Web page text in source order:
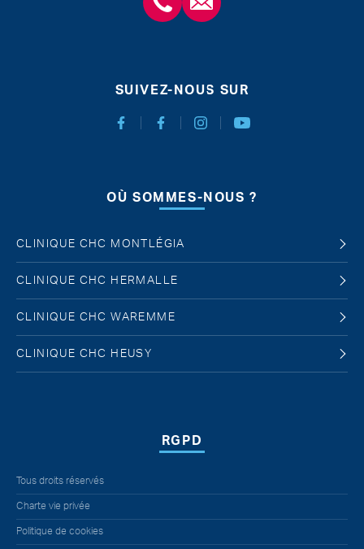
+3243554120chirabdomle@chc.be
SUIVEZ-NOUS SUR
Facebook Chirurgie Abdominale
Facebook Chirurgie de l'obésité
InstagramYoutube
OÙ SOMMES-NOUS ?
CLINIQUE CHC MONTLÉGIA
CLINIQUE CHC HERMALLE
CLINIQUE CHC WAREMME
CLINIQUE CHC HEUSY
RGPD
Tous droits réservés
Charte vie privée
Politique de cookies